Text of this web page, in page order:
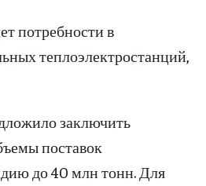
потребности в
теплоэлектростанций,
заключить
поставок
до 40 млн тонн. Для